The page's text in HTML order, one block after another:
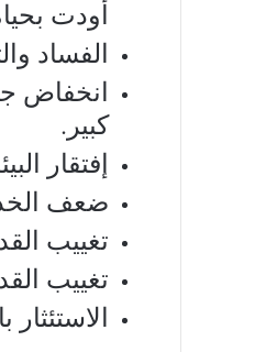
أودت
الفساد
انخفاض
كبير.
إفتقار
ضعف
تغييب
تغييب